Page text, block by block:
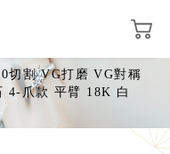
切割 VG打磨 VG對稱
4-爪款 平臂 18K 白